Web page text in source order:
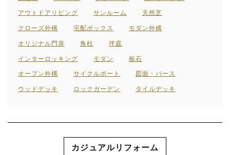
アウトドアリビング サンルーム 天然芝
クローズ外構 宅配ボックス モダン外構
オリジナル門扉 角柱 坪庭
インターロッキング モダン 板石
オープン外構 サイクルポート 図面・パース
ウッドデッキ ロックガーデン タイルデッキ
カジュアルリフォーム